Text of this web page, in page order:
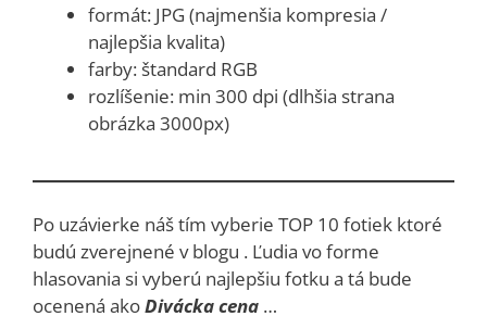
formát: JPG (najmenšia kompresia /
najlepšia kvalita)
farby: štandard RGB
rozlíšenie: min 300 dpi (dlhšia strana
obrázka 3000px)
Po uzávierke náš tím vyberie TOP 10 fotiek ktoré
budú zverejnené v blogu . Ľudia vo forme
hlasovania si vyberú najlepšiu fotku a tá bude
ocenená akoDivácka cena …